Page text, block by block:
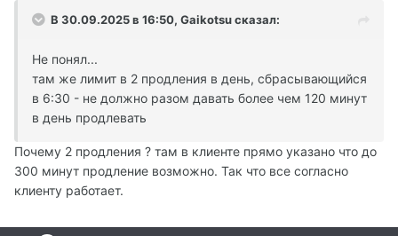
В 30.09.2025 в 16:50, Gaikotsuсказал:
Не понял...
там же лимит в 2 продления в день, сбрасывающийся
в 6:30 - не должно разом давать более чем 120 минут
в день продлевать
Почему 2 продления ? там в клиенте прямо указано что до
300 минут продление возможно. Так что все согласно
клиенту работает.